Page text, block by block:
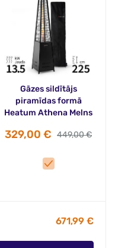
Gāzes sildītājs
piramīdas formā
Heatum Athena Melns
329,00 € 449,00 €
671,99 €